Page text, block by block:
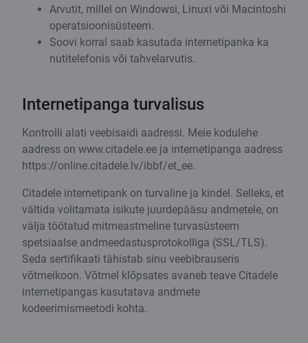
Arvutit, millel on Windowsi, Linuxi või Macintoshi
operatsioonisüsteem.
Soovi korral saab kasutada internetipanka ka
nutitelefonis või tahvelarvutis.
Internetipanga turvalisus
Kontrolli alati veebisaidi aadressi. Meie kodulehe
aadress on www.citadele.ee ja internetipanga aadress
https://online.citadele.lv/ibbf/et_ee.
Citadele internetipank on turvaline ja kindel. Selleks, et
vältida volitamata isikute juurdepääsu andmetele, on
välja töötatud mitmeastmeline turvasüsteem
spetsiaalse andmeedastusprotokolliga (SSL/TLS).
Seda sertifikaati tähistab sinu veebibrauseris
võtmeikoon. Võtmel klõpsates avaneb teave Citadele
internetipangas kasutatava andmete
kodeerimismeetodi kohta.